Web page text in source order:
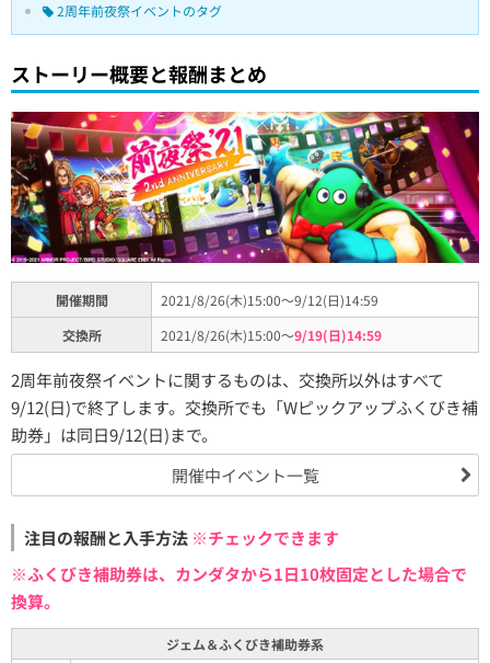
2周年前夜祭イベントのタグ
ストーリー概要と報酬まとめ
開催期間
2021/8/26(木)15:00～9/12(日)14:59
交換所
2021/8/26(木)15:00～9/19(日)14:59
2周年前夜祭イベントに関するものは、交換所以外はすべて
9/12(日)で終了します。交換所でも「Wピックアップふくびき補
助券」は同日9/12(日)まで。
開催中イベント一覧
注目の報酬と入手方法 ※チェックできます
※ふくびき補助券は、カンダタから1日10枚固定とした場合で
換算。
ジェム＆ふくびき補助券系